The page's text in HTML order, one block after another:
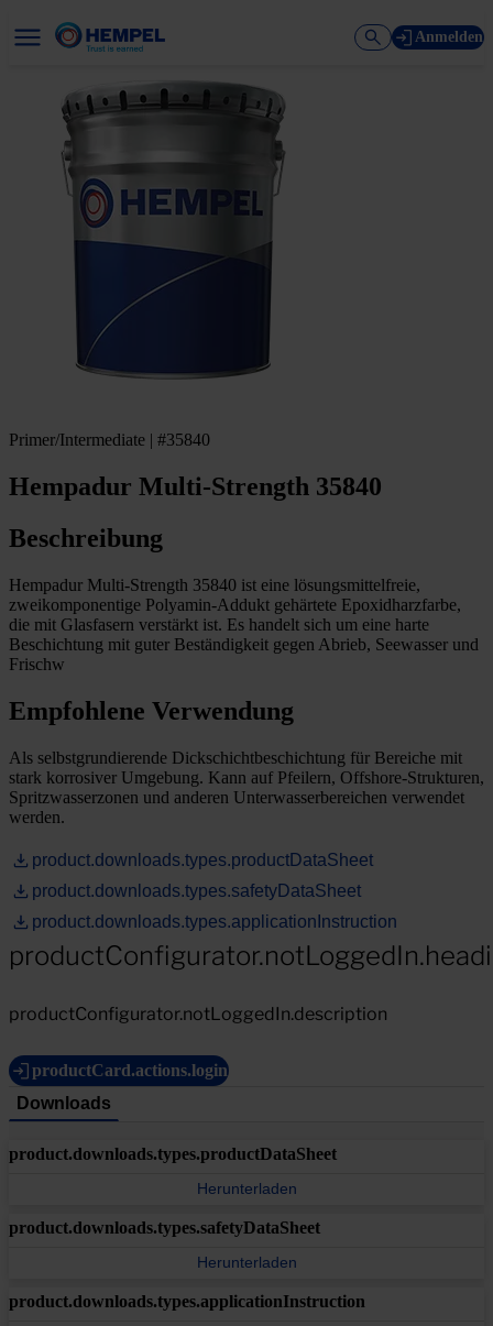
Anmelden
Primer/Intermediate | #35840
Hempadur Multi-Strength 35840
Beschreibung
Hempadur Multi-Strength 35840 ist eine lösungsmittelfreie,
zweikomponentige Polyamin-Addukt gehärtete Epoxidharzfarbe,
die mit Glasfasern verstärkt ist. Es handelt sich um eine harte
Beschichtung mit guter Beständigkeit gegen Abrieb, Seewasser und
Frischw
Empfohlene Verwendung
Als selbstgrundierende Dickschichtbeschichtung für Bereiche mit
stark korrosiver Umgebung. Kann auf Pfeilern, Offshore-Strukturen,
Spritzwasserzonen und anderen Unterwasserbereichen verwendet
werden.
product.downloads.types.productDataSheet
product.downloads.types.safetyDataSheet
product.downloads.types.applicationInstruction
productConfigurator.notLoggedIn.description
productCard.actions.login
Downloads
product.downloads.types.productDataSheet
Herunterladen
product.downloads.types.safetyDataSheet
Herunterladen
product.downloads.types.applicationInstruction